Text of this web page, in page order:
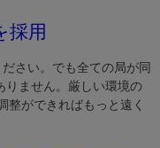
用
さい。でも全ての局が同
りません。厳しい環境の
整ができればもっと遠く